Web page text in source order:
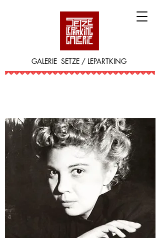
GALERIE SETZE / LEPARTKING